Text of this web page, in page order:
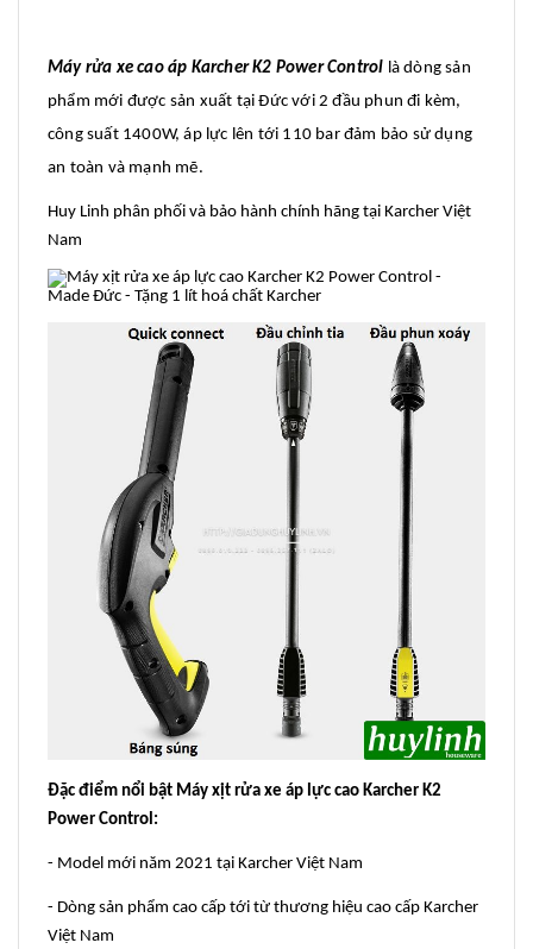
Máy rửa xe cao áp Karcher K2 Power Control là dòng sản
phẩm mới được sản xuất tại Đức với 2 đầu phun đi kèm,
công suất 1400W, áp lực lên tới 110 bar đảm bảo sử dụng
an toàn và mạnh mẽ.
Huy Linh phân phối và bảo hành chính hãng tại Karcher Việt
Nam
Đặc điểm nổi bật Máy xịt rửa xe áp lực cao Karcher K2
Power Control:
- Model mới năm 2021 tại Karcher Việt Nam
- Dòng sản phẩm cao cấp tới từ thương hiệu cao cấp Karcher
Việt Nam